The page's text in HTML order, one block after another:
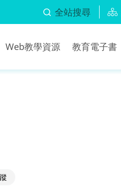
全站搜尋
Web教學資源 教育電子書